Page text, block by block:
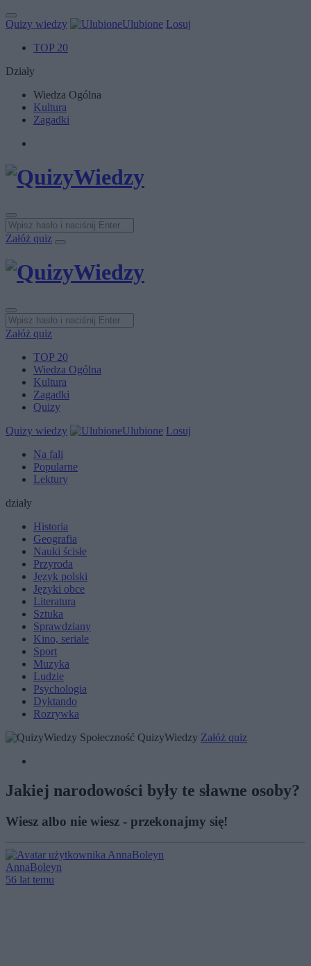
Quizy wiedzy Ulubione Losuj
TOP 20
Działy
Wiedza Ogólna
Kultura
Zagadki
Załóż quiz
Załóż quiz
TOP 20
Wiedza Ogólna
Kultura
Zagadki
Quizy
Quizy wiedzy
Ulubione Losuj
Na fali
Popularne
Lektury
działy
Historia
Geografia
Nauki ścisłe
Przyroda
Język polski
Języki obce
Literatura
Sztuka
Sprawdziany
Kino, seriale
Sport
Muzyka
Ludzie
Psychologia
Dyktando
Rozrywka
Społeczność QuizyWiedzy Załóż quiz
Jakiej narodowości były te sławne osoby?
Wiesz albo nie wiesz - przekonajmy się!
AnnaBoleyn
56 lat temu